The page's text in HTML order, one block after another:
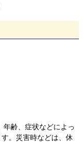
齢、症状などによっ
。災害時などは、休